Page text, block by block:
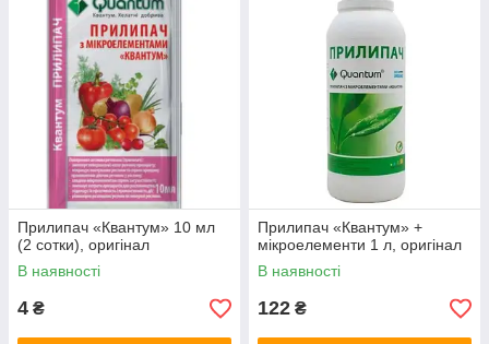
Прилипач «Квантум» 10 мл
(2 сотки), оригінал
В наявності
4 ₴
Прилипач «Квантум» +
мікроелементи 1 л, оригінал
В наявності
122 ₴